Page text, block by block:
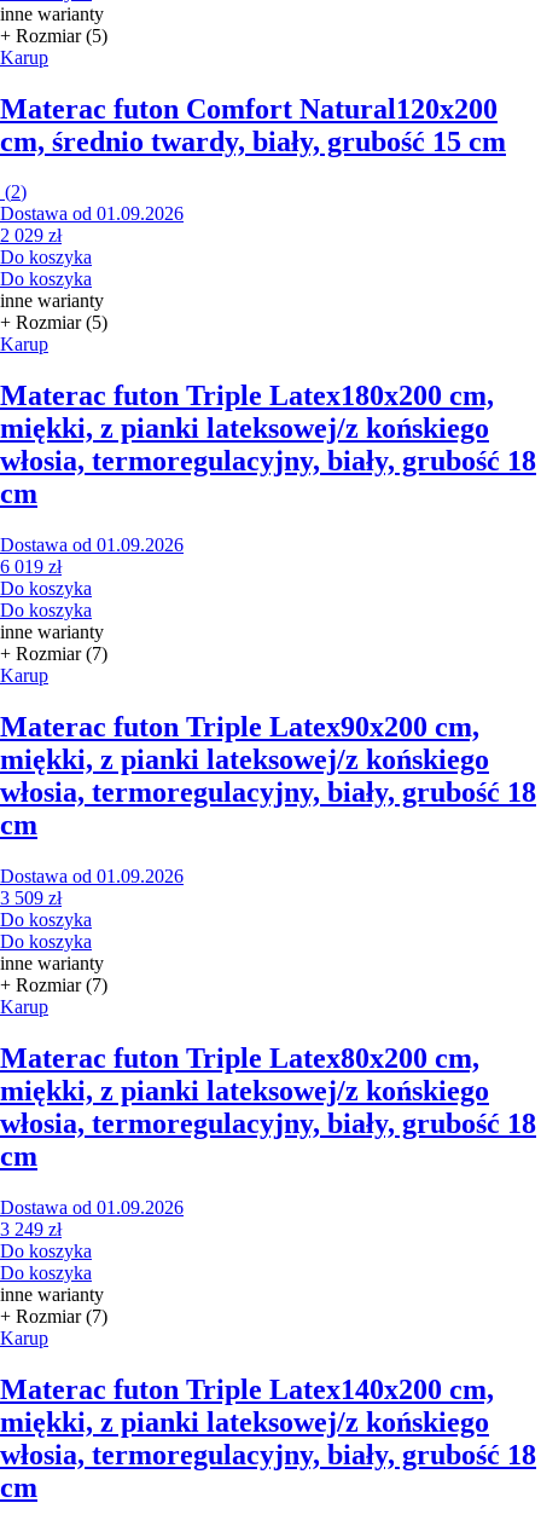
inne warianty
+ Rozmiar (5)
Karup
Materac futon Comfort Natural120x200
cm, średnio twardy, biały, grubość 15 cm
(2)
Dostawa od 01.09.2026
2 029 zł
Do koszyka
Do koszyka
inne warianty
+ Rozmiar (5)
Karup
Materac futon Triple Latex180x200 cm,
miękki, z pianki lateksowej/z końskiego
włosia, termoregulacyjny, biały, grubość 18
cm
Dostawa od 01.09.2026
6 019 zł
Do koszyka
Do koszyka
inne warianty
+ Rozmiar (7)
Karup
Materac futon Triple Latex90x200 cm,
miękki, z pianki lateksowej/z końskiego
włosia, termoregulacyjny, biały, grubość 18
cm
Dostawa od 01.09.2026
3 509 zł
Do koszyka
Do koszyka
inne warianty
+ Rozmiar (7)
Karup
Materac futon Triple Latex80x200 cm,
miękki, z pianki lateksowej/z końskiego
włosia, termoregulacyjny, biały, grubość 18
cm
Dostawa od 01.09.2026
3 249 zł
Do koszyka
Do koszyka
inne warianty
+ Rozmiar (7)
Karup
Materac futon Triple Latex140x200 cm,
miękki, z pianki lateksowej/z końskiego
włosia, termoregulacyjny, biały, grubość 18
cm